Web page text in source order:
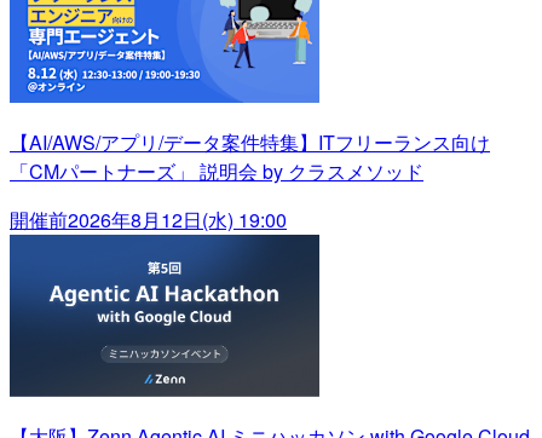
【AI/AWS/アプリ/データ案件特集】ITフリーランス向け
「CMパートナーズ」 説明会 by クラスメソッド
開催前2026年8月12日(水) 19:00